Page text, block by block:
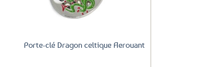
Porte-clé Dragon celtique Aerouant